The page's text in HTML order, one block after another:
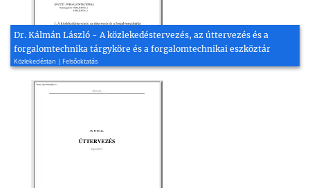
Dr. Kálmán László - A közlekedéstervezés, az úttervezés és a
forgalomtechnika tárgyköre és a forgalomtechnikai eszköztár
Közlekedéstan | Felsőoktatás